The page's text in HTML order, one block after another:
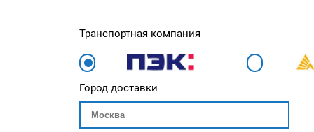
Транспортная компания
Город доставки